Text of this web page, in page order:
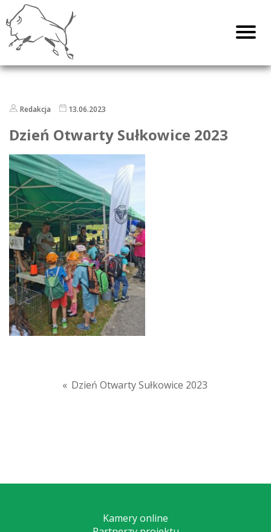
Redakcja 13.06.2023
Dzień Otwarty Sułkowice 2023
« Dzień Otwarty Sułkowice 2023
Kamery online